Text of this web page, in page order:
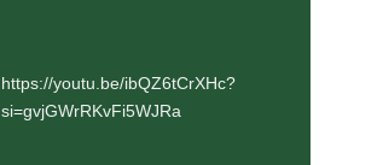
https://youtu.be/ibQZ6tCrXHc?
si=gvjGWrRKvFi5WJRa